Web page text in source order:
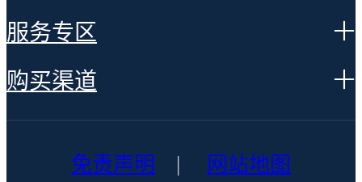
服务专区
购买渠道
免责声明 | 网站地图